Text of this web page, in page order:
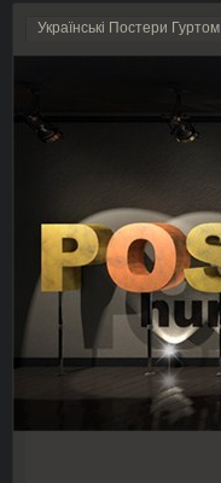
Українські Постери Гуртом